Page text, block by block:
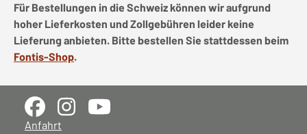
Für Bestellungen in die Schweiz können wir aufgrund
hoher Lieferkosten und Zollgebühren leider keine
Lieferung anbieten. Bitte bestellen Sie stattdessen beim
Fontis-Shop.
Anfahrt